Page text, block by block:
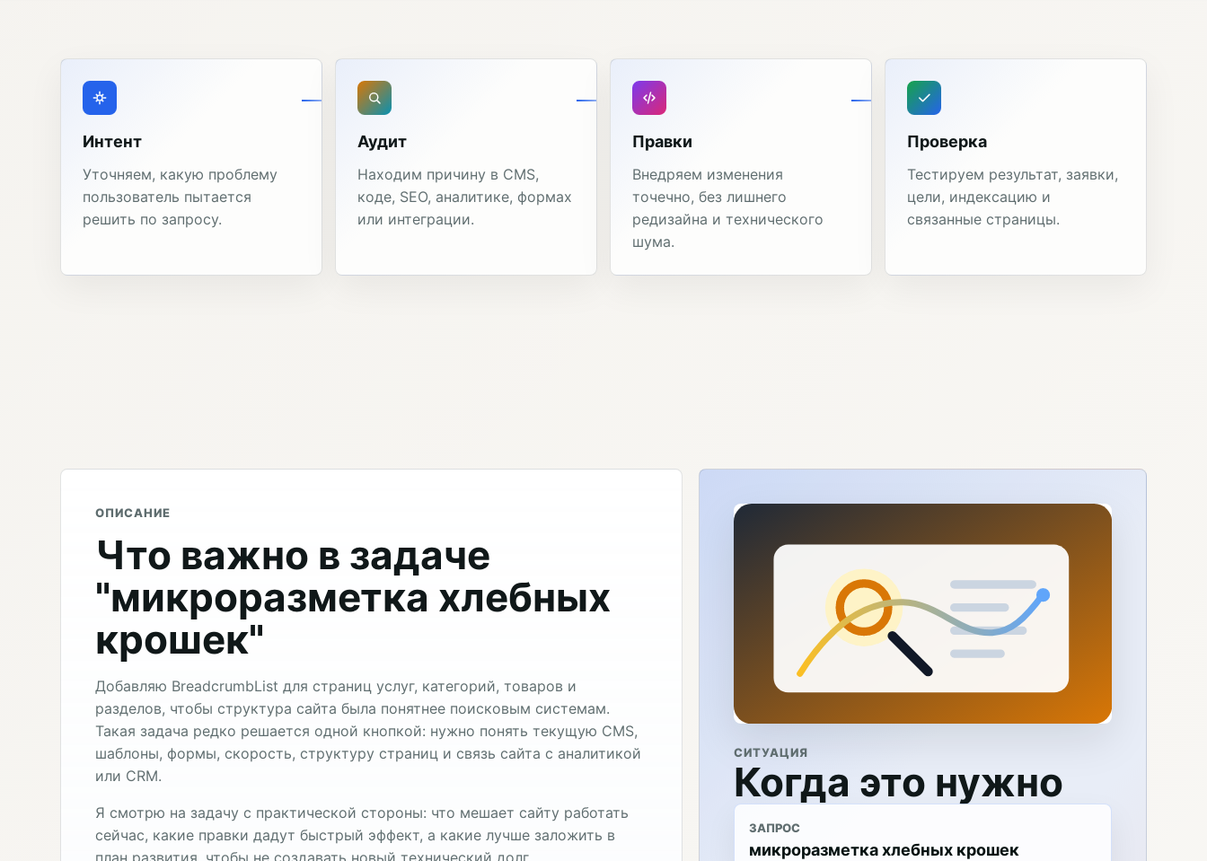
Интент
Уточняем, какую проблему
пользователь пытается
решить по запросу.
Аудит
Находим причину в CMS,
коде, SEO, аналитике, формах
или интеграции.
Правки
Внедряем изменения
точечно, без лишнего
редизайна и технического
шума.
Проверка
Тестируем результат, заявки,
цели, индексацию и
связанные страницы.
ОПИСАНИЕ
Что важно в задаче
"микроразметка хлебных
крошек"
Добавляю BreadcrumbList для страниц услуг, категорий, товаров и
разделов, чтобы структура сайта была понятнее поисковым системам.
Такая задача редко решается одной кнопкой: нужно понять текущую CMS,
шаблоны, формы, скорость, структуру страниц и связь сайта с аналитикой
или CRM.
Я смотрю на задачу с практической стороны: что мешает сайту работать
сейчас, какие правки дадут быстрый эффект, а какие лучше заложить в
план развития, чтобы не создавать новый технический долг.
СИТУАЦИЯ
Когда это нужно
ЗАПРОС
микроразметка хлебных крошек